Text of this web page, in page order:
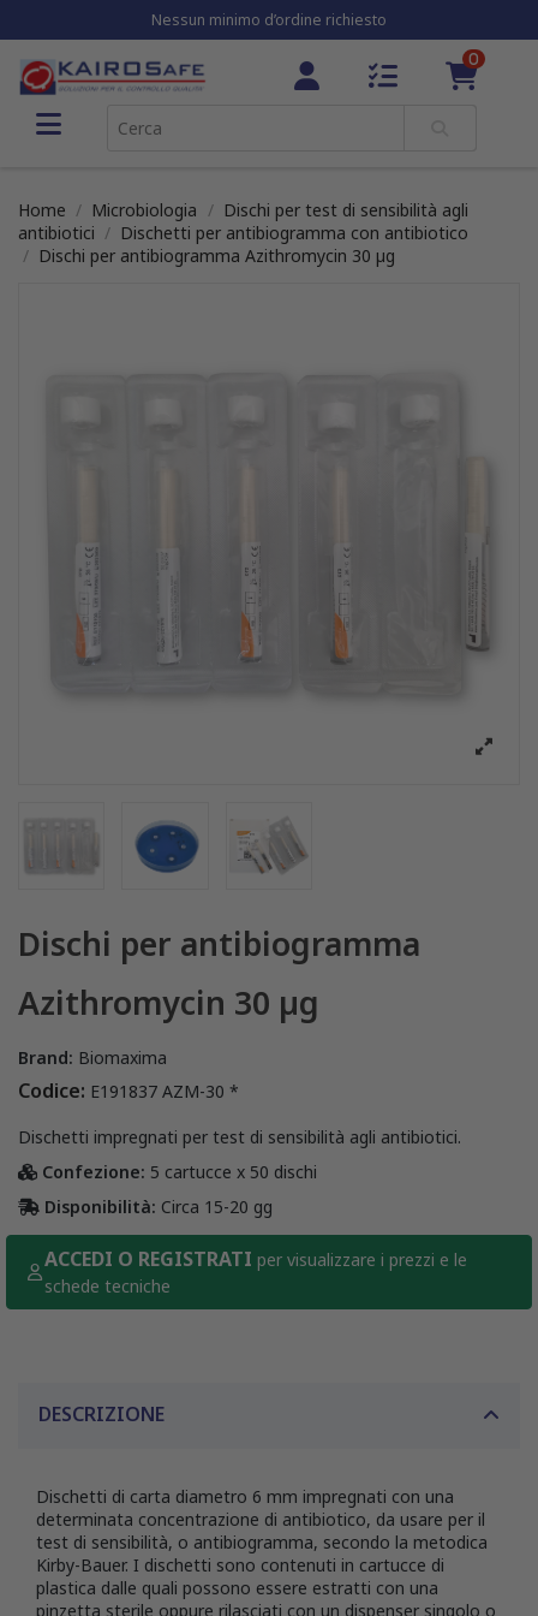
Nessun minimo d’ordine richiesto
0
Home Microbiologia
Dischi per test di sensibilità agli
antibiotici
Dischetti per antibiogramma con antibiotico
Dischi per antibiogramma Azithromycin 30 µg
Dischi per antibiogramma
Azithromycin 30 µg
Brand: Biomaxima
Codice: E191837 AZM-30 *
Dischetti impregnati per test di sensibilità agli antibiotici.
Confezione: 5 cartucce x 50 dischi
Disponibilità: Circa 15-20 gg
ACCEDI O REGISTRATI per visualizzare i prezzi e le
schede tecniche
DESCRIZIONE
Dischetti di carta diametro 6 mm impregnati con una
determinata concentrazione di antibiotico, da usare per il
test di sensibilità, o antibiogramma, secondo la metodica
Kirby-Bauer. I dischetti sono contenuti in cartucce di
plastica dalle quali possono essere estratti con una
pinzetta sterile oppure rilasciati con un dispenser singolo o